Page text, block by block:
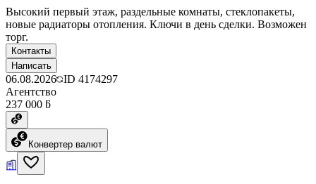
Высокий первый этаж, раздельные комнаты, стеклопакеты,
новые радиаторы отопления. Ключи в день сделки. Возможен
торг.
Контакты
Написать
06.08.2026 ID 4174297
Агентство
237 000 ƃ
Конвертер валют